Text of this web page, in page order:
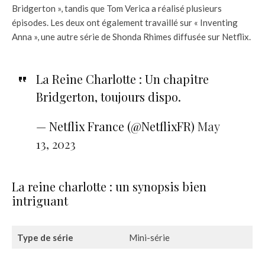
Bridgerton », tandis que Tom Verica a réalisé plusieurs
épisodes. Les deux ont également travaillé sur « Inventing
Anna », une autre série de Shonda Rhimes diffusée sur Netflix.
La Reine Charlotte : Un chapitre
Bridgerton, toujours dispo.
— Netflix France (@NetflixFR) May
13, 2023
La reine charlotte : un synopsis bien
intriguant
Type de série Mini-série